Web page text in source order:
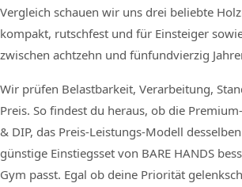
Vergleich schauen wir uns drei beliebte
kompakt, rutschfest und für Einsteiger
zwischen achtzehn und fünfundvierzig
Wir prüfen Belastbarkeit, Verarbeitung,
Preis. So findest du heraus, ob die
& DIP, das Preis-Leistungs-Modell
günstige Einstiegsset von BARE HANDS
Gym passt. Egal ob deine Priorität